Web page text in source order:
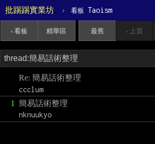
批踢踢實業坊 › 看板 Taoism
‹ 看板 精華區 最舊 ‹ 上頁
Re: 簡易話術整理
ccclum
1
簡易話術整理
nknuukyo